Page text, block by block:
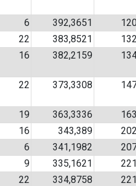
6 392,3651
22 383,8521
16 382,2159
22 373,3308
19 363,3336
16 343,389
6 341,1982
9 335,1621
22 334,8758